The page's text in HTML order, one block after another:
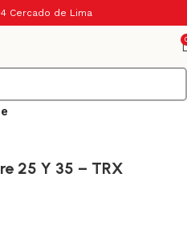
Cercado de Lima
25 Y 35 – TRX